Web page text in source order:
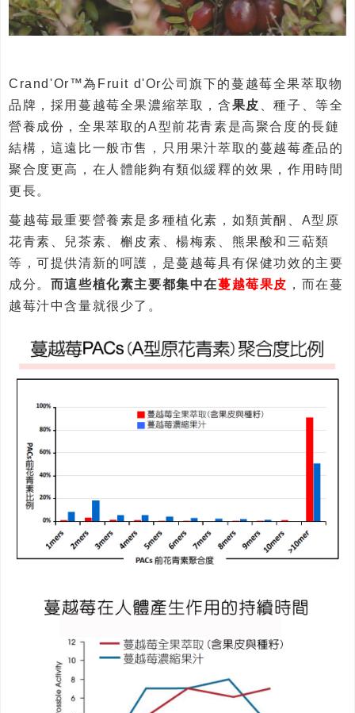
Crand'Or™為Fruit d'Or公司旗下的蔓越莓全果萃取物
品牌，採用蔓越莓全果濃縮萃取，含果皮
、種子、等全
營養成份，全果萃取的A型前花青素是高聚合度的長鏈
結構，這遠比一般市售，只用果汁萃取的蔓越莓產品的
聚合度更高，在人體能夠有類似緩釋的效果，作用時間
更長。
蔓越莓最重要營養素是多種植化素，如類黃酮、A型原
花青素、兒茶素、槲皮素、楊梅素、熊果酸和三萜類
等，可提供清新的呵護，是蔓越莓具有保健功效的主要
成分。 而這些植化素主要都集中在蔓越莓果皮 ，而在蔓
越莓汁中含量就很少了。